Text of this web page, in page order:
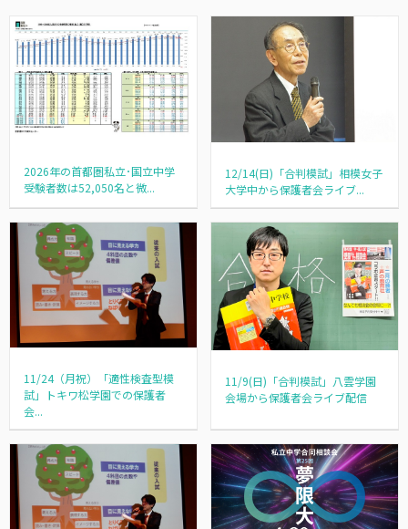
2026年の首都圏私立･国立中学
受験者数は52,050名と微...
12/14(日)「合判模試」相模女子
大学中から保護者会ライブ...
11/24（月祝）「適性検査型模
試」トキワ松学園での保護者
会...
11/9(日)「合判模試」八雲学園
会場から保護者会ライブ配信